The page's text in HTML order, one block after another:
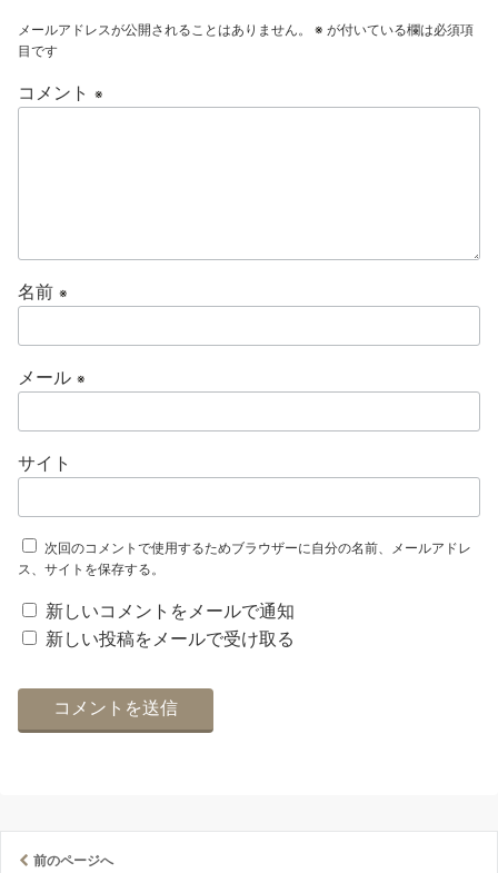
メールアドレスが公開されることはありません。 ※ が付いている欄は必須項
目です
コメント ※
名前 ※
メール ※
サイト
次回のコメントで使用するためブラウザーに自分の名前、メールアドレ
ス、サイトを保存する。
新しいコメントをメールで通知
新しい投稿をメールで受け取る
前のページへ